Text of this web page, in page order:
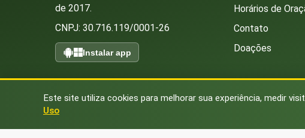
de 2017.
CNPJ: 30.716.119/0001-26
Instalar app
Horários de
Contato
Doações
Este site utiliza cookies para melhorar sua experiência, medir
Uso